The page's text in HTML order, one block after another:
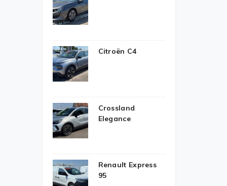
Citroën C4
Crossland
Elegance
Renault Express
95